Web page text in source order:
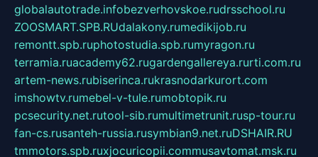
globalautotrade.infobezverhovskoe.rudrsschool.ru
ZOOSMART.SPB.RUdalakony.rumedikijob.ru
remontt.spb.ruphotostudia.spb.rumyragon.ru
terramia.ruacademy62.rugardengallereya.rurti.com.ru
artem-news.rubiserinca.rukrasnodarkurort.com
imshowtv.rumebel-v-tule.rumobtopik.ru
pcsecurity.net.rutool-sib.rumultimetrunit.rusp-tour.ru
fan-cs.rusanteh-russia.rusymbian9.net.ruDSHAIR.RU
tmmotors.spb.ruxjocuricopii.commusavtomat.msk.ru